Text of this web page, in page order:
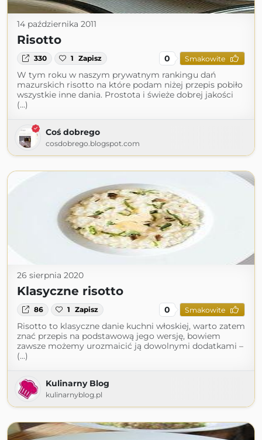
14 października 2011
Risotto
330 1 Zapisz 0 Smakowite
W tym roku w naszym prywatnym rankingu dań
mazurskich risotto na które podam niżej przepis pobiło
wszystkie inne dania. Prostota i świeże dobrej jakości
(...)
Coś dobrego
cosdobrego.blogspot.com
26 sierpnia 2020
Klasyczne risotto
86 1 Zapisz 0 Smakowite
Risotto to klasyczne danie kuchni włoskiej, warto zatem
znać przepis na podstawową jego wersję, bowiem
zawsze możemy urozmaicić ją dowolnymi dodatkami –
(...)
Kulinarny Blog
kulinarnyblog.pl